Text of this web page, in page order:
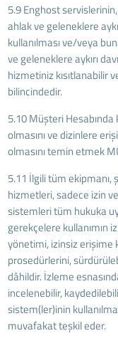
5.9 Enghost
ahlak ve geleneklere
kullanılması ve/veya
ve geleneklere aykırı
hizmetiniz kısıtlanabilir
bilincindedir.
5.10 Müşteri
olmasını ve dizinlere
olmasını temin etmek
5.11 İlgili tüm ekipmanı,
hizmetleri, sadece izin
sistemleri tüm hukuka
gerekçelere kullanımın
yönetimi, izinsiz erişime
prosedürlerini,
dâhildir. İzleme
incelenebilir,
sistem(ler)inin
muvafakat teşkil eder.